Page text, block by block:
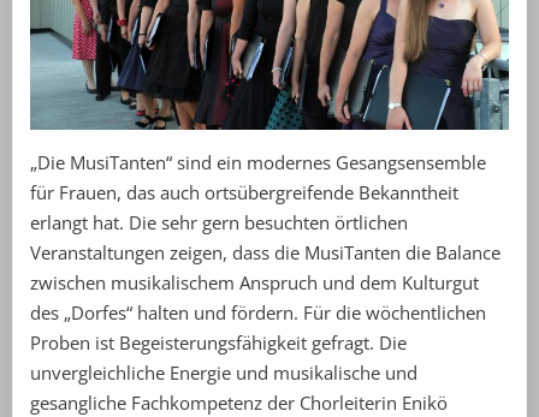
„Die MusiTanten“ sind ein modernes Gesangsensemble
für Frauen, das auch ortsübergreifende Bekanntheit
erlangt hat. Die sehr gern besuchten örtlichen
Veranstaltungen zeigen, dass die MusiTanten die Balance
zwischen musikalischem Anspruch und dem Kulturgut
des „Dorfes“ halten und fördern. Für die wöchentlichen
Proben ist Begeisterungsfähigkeit gefragt. Die
unvergleichliche Energie und musikalische und
gesangliche Fachkompetenz der Chorleiterin Enikö